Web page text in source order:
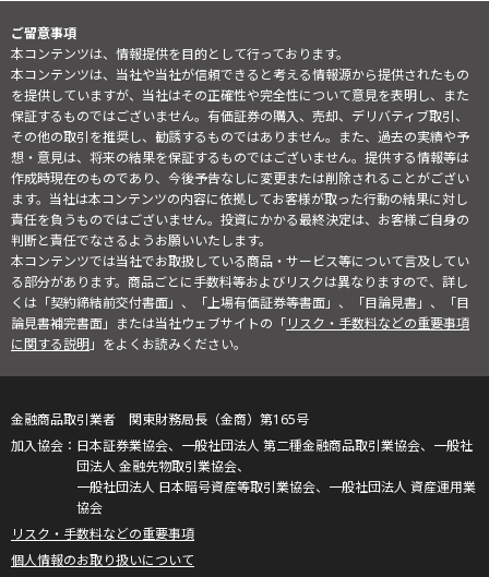
ご留意事項
本コンテンツは、情報提供を目的として行っております。
本コンテンツは、当社や当社が信頼できると考える情報源から提供されたもの
を提供していますが、当社はその正確性や完全性について意見を表明し、また
保証するものではございません。有価証券の購入、売却、デリバティブ取引、
その他の取引を推奨し、勧誘するものではありません。また、過去の実績や予
想・意見は、将来の結果を保証するものではございません。提供する情報等は
作成時現在のものであり、今後予告なしに変更または削除されることがござい
ます。当社は本コンテンツの内容に依拠してお客様が取った行動の結果に対し
責任を負うものではございません。投資にかかる最終決定は、お客様ご自身の
判断と責任でなさるようお願いいたします。
本コンテンツでは当社でお取扱している商品・サービス等について言及してい
る部分があります。商品ごとに手数料等およびリスクは異なりますので、詳し
くは「契約締結前交付書面」、「上場有価証券等書面」、「目論見書」、「目
論見書補完書面」または当社ウェブサイトの「リスク・手数料などの重要事項
に関する説明」をよくお読みください。
金融商品取引業者 関東財務局長（金商）第165号
日本証券業協会、一般社団法人 第二種金融商品取引業協会、一般社
団法人 金融先物取引業協会、
一般社団法人 日本暗号資産等取引業協会、一般社団法人 資産運用業
協会
リスク・手数料などの重要事項
個人情報のお取り扱いについて